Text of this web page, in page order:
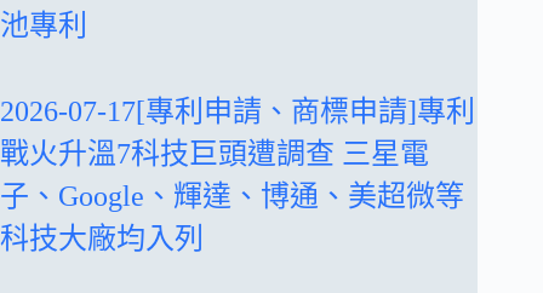
池專利
2026-07-17[專利申請、商標申請]專利
戰火升溫7科技巨頭遭調查 三星電
子、Google、輝達、博通、美超微等
科技大廠均入列